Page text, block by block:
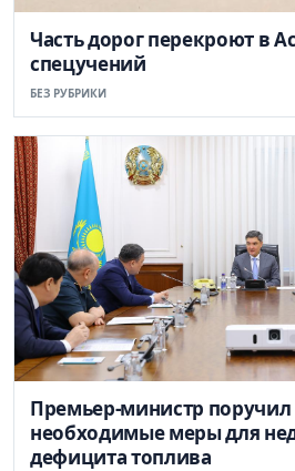
Часть дорог перекроют в
спецучений
БЕЗ РУБРИКИ
Премьер-министр поручил
необходимые меры для
дефицита топлива